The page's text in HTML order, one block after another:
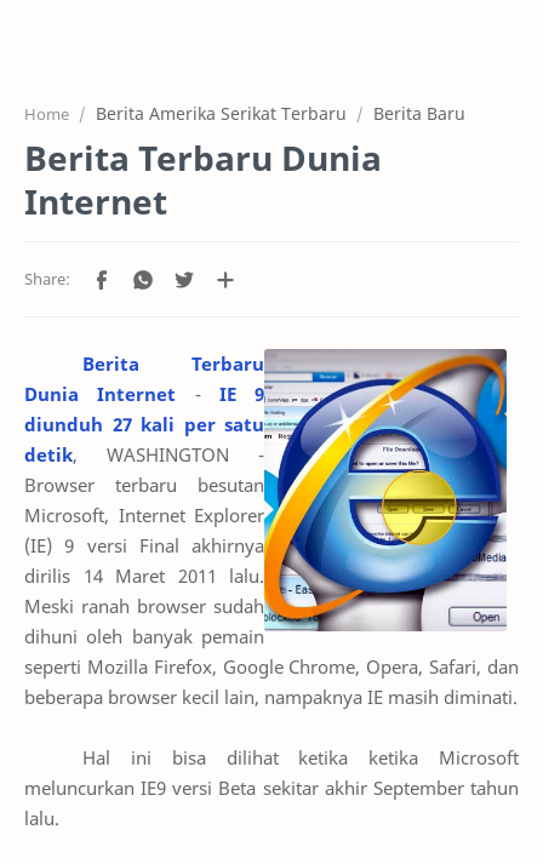
Features
Pricing
Home Berita Amerika Serikat Terbaru Berita Baru
Berita Terbaru Dunia
Internet
Berita Terbaru
Dunia Internet - IE 9
diunduh 27 kali per satu
detik, WASHINGTON -
Browser terbaru besutan
Microsoft, Internet Explorer
(IE) 9 versi Final akhirnya
dirilis 14 Maret 2011 lalu.
Meski ranah browser sudah
dihuni oleh banyak pemain
seperti Mozilla Firefox, Google Chrome, Opera, Safari, dan
beberapa browser kecil lain, nampaknya IE masih diminati.
Hal ini bisa dilihat ketika ketika Microsoft
meluncurkan IE9 versi Beta sekitar akhir September tahun
lalu.